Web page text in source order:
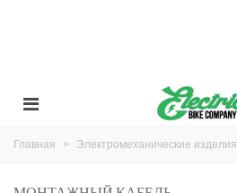
Главная > Электромеханические изделия